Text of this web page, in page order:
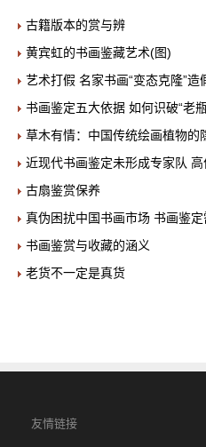
古籍版本的赏与辨
黄宾虹的书画鉴藏艺术(图)
艺术打假 名家书画“变态克隆”造
书画鉴定五大依据 如何识破“老
草木有情：中国传统绘画植物的
近现代书画鉴定未形成专家队
古扇鉴赏保养
真伪困扰中国书画市场 书画鉴
书画鉴赏与收藏的涵义
老货不一定是真货
友情链接